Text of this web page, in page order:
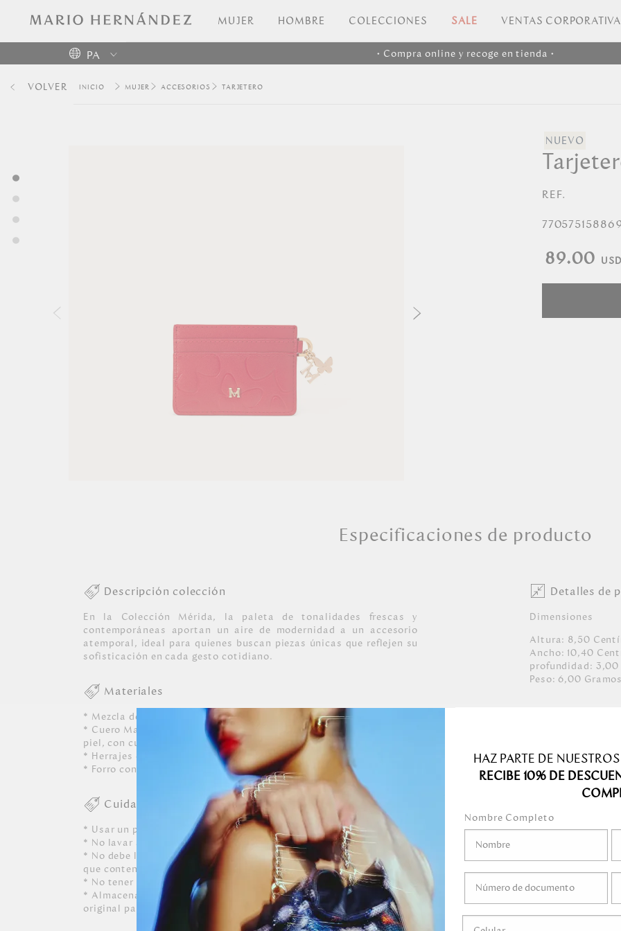
MUJER HOMBRE COLECCIONES SALE VENTAS
PA
Colombia
• Compra online y recoge en tienda •
VOLVER MUJER ACCESORIOS TARJETERO
REF.
89.00
Especificaciones de producto
Descripción colección
En la Colección Mérida, la paleta de tonalidades frescas y
contemporáneas aportan un aire de modernidad a un accesorio
atemporal, ideal para quienes buscan piezas únicas que reflejen su
sofisticación en cada gesto cotidiano.
Materiales
* Mezcla de cueros vacunos con diferentes acabados.
* Cuero Mariposas con textura dada por los clises que enmarcan la
piel, con cueros lisos y con diferentes grabados.
* Herrajes exclusivos en zamac con acabado en color oro claro.
* Forro contramarcado 100% poliéster con recubrimiento.
Cuidados
* Usar un paño blanco limpio ligeramente húmedo.
* No lavar a máquina, ni usar detergentes. No mojar.
* No debe limpiarse, ni dejarle caer perfumes, gel ni ningún líquido
que contenga alcohol o solvente.
* No tener contacto con tinta de bolígrafos, ni marcadores.
* Almacenar siempre en lugares ventilados y guardar en el empaque
original para conservar su forma.
Detalles de
Dimensiones
Altura: 8,50
Ancho: 10,40
profundidad: 3,00
Peso: 6,00 Gramos
HAZ PARTE DE
RECIBE 10% DE
Nombre Completo